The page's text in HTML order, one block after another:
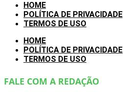
HOME
POLÍTICA DE PRIVACIDADE
TERMOS DE USO
HOME
POLÍTICA DE PRIVACIDADE
TERMOS DE USO
FALE COM A REDAÇÃO